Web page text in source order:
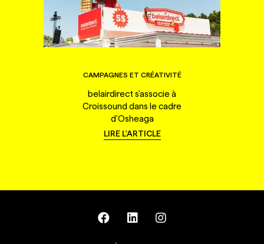
CAMPAGNES ET CRÉATIVITÉ
belairdirect s'associe à
Croissound dans le cadre
d'Osheaga
LIRE L'ARTICLE